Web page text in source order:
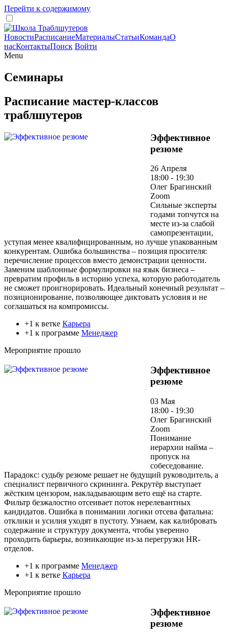
Перейти к содержимому
НовостиРасписаниеМатериалыСтатьиКомандаО
насКонтактыПоиск Войти
Menu
Семинары
Расписание мастер-классов
траблшутеров
Эффективное
резюме
26 Апреля
18:00 - 19:30
Олег Брагинский
Zoom
Сильные эксперты
годами топчутся на
месте из-за слабой
самопрезентации,
уступая менее квалифицированным, но лучше упакованным
конкурентам. Ошибка большинства – позиция просителя:
перечисление процессов вместо демонстрации ценности.
Заменим шаблонные формулировки на язык бизнеса –
превратим профиль в историю успеха, которую работодатель
не сможет проигнорировать. Идеальный конечный результат –
позиционирование, позволяющее диктовать условия и не
соглашаться на компромиссы.
+1 к ветке Карьера
+1 к программе Менеджер
Мероприятие прошло
Эффективное
резюме
03 Мая
18:00 - 19:30
Олег Брагинский
Zoom
Понимание
иерархии найма –
пропуск на
собеседование.
Парадокс: судьбу резюме решает не будущий руководитель, а
специалист первичного скрининга. Рекрутёр выступает
жёстким цензором, накладывающим вето ещё на старте.
Фильтр безжалостно отсеивает поток нерелевантных
кандидатов. Ошибка в понимании логики отсева фатальна:
отклики и усилия уходят в пустоту. Узнаем, как калибровать
содержание и структуру документа, чтобы уверенно
проходить барьеры, возникающие из-за перегрузки HR-
отделов.
+1 к программе Менеджер
+1 к ветке Карьера
Мероприятие прошло
Эффективное
резюме